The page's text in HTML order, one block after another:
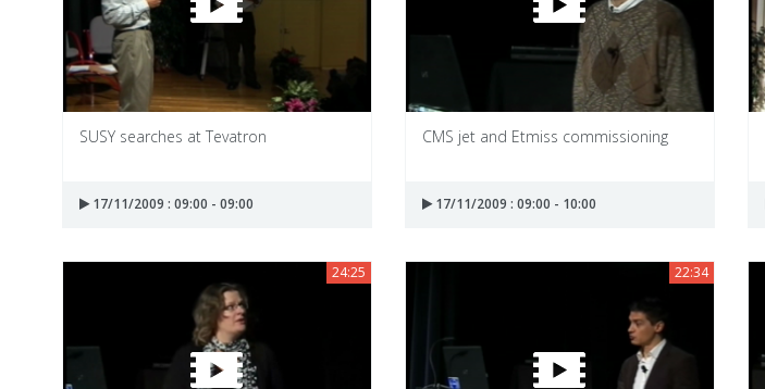
SUSY searches at Tevatron
17/11/2009 : 09:00 - 09:00
CMS jet and Etmiss commissioning
17/11/2009 : 09:00 - 10:00
24:25 22:34